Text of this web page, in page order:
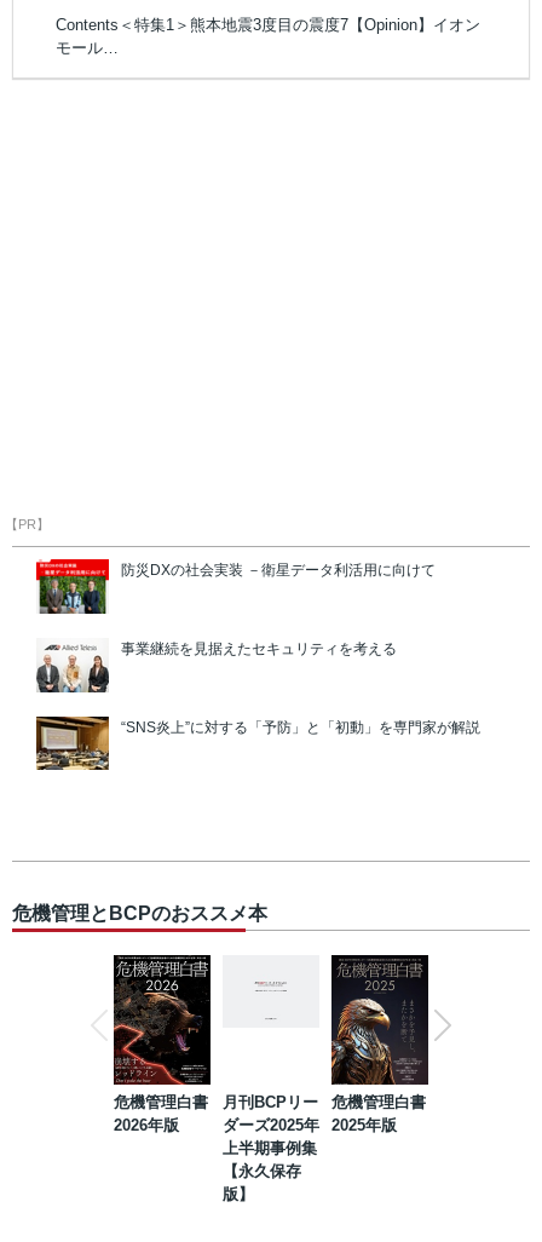
Contents＜特集1＞熊本地震3度目の震度7【Opinion】イオン
モール…
【PR】
防災DXの社会実装 －衛星データ利活用に向けて
事業継続を見据えたセキュリティを考える
“SNS炎上”に対する「予防」と「初動」を専門家が解説
危機管理とBCPのおススメ本
危機管理白書
2026年版
月刊BCPリー
ダーズ2025年
上半期事例集
【永久保存
版】
危機管理白書
2025年版